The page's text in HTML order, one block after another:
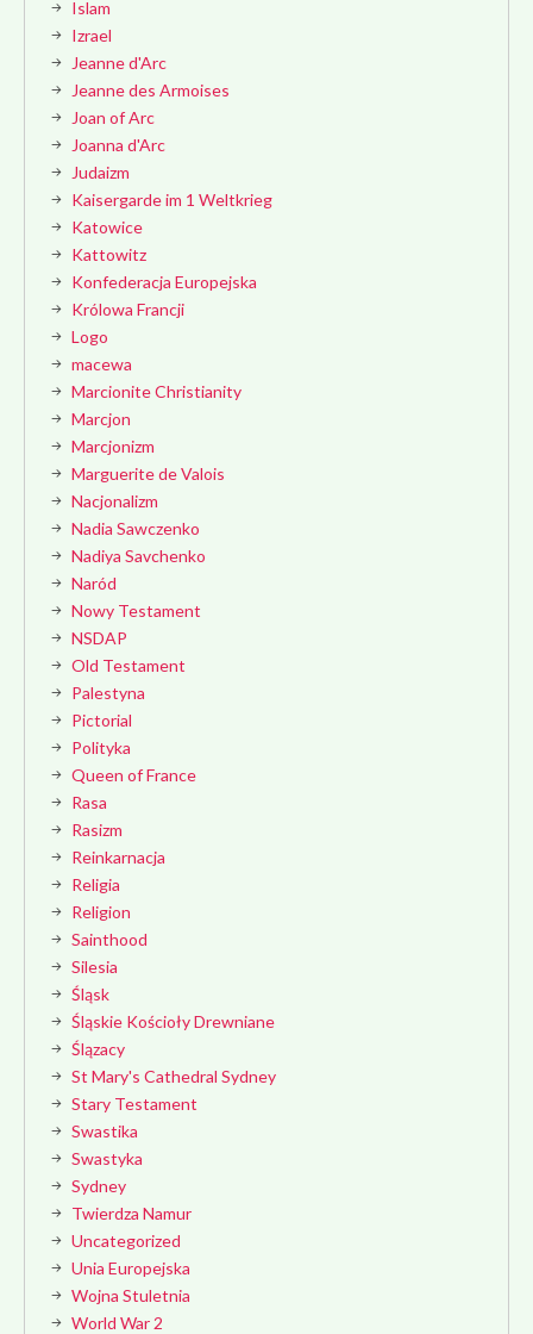
Islam
Izrael
Jeanne d'Arc
Jeanne des Armoises
Joan of Arc
Joanna d'Arc
Judaizm
Kaisergarde im 1 Weltkrieg
Katowice
Kattowitz
Konfederacja Europejska
Królowa Francji
Logo
macewa
Marcionite Christianity
Marcjon
Marcjonizm
Marguerite de Valois
Nacjonalizm
Nadia Sawczenko
Nadiya Savchenko
Naród
Nowy Testament
NSDAP
Old Testament
Palestyna
Pictorial
Polityka
Queen of France
Rasa
Rasizm
Reinkarnacja
Religia
Religion
Sainthood
Silesia
Śląsk
Śląskie Kościoły Drewniane
Ślązacy
St Mary's Cathedral Sydney
Stary Testament
Swastika
Swastyka
Sydney
Twierdza Namur
Uncategorized
Unia Europejska
Wojna Stuletnia
World War 2